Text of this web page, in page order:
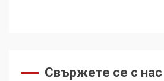
Свържете се с нас